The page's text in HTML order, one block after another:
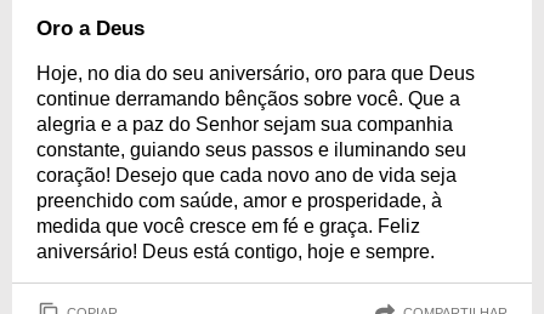
Oro a Deus
Hoje, no dia do seu aniversário, oro para que Deus
continue derramando bênçãos sobre você. Que a
alegria e a paz do Senhor sejam sua companhia
constante, guiando seus passos e iluminando seu
coração! Desejo que cada novo ano de vida seja
preenchido com saúde, amor e prosperidade, à
medida que você cresce em fé e graça. Feliz
aniversário! Deus está contigo, hoje e sempre.